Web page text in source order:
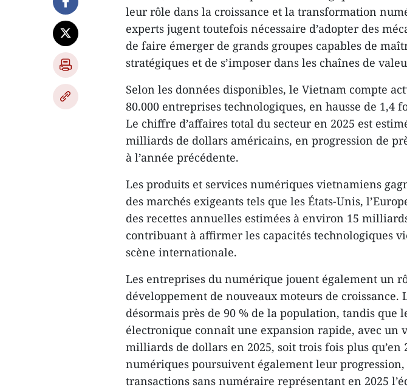
leur rôle dans la croissance et la transformation
experts jugent toutefois nécessaire d’adopter des
de faire émerger de grands groupes capables de
stratégiques et de s’imposer dans les chaînes de
Selon les données disponibles, le Vietnam compte
80.000 entreprises technologiques, en hausse de 1,4
Le chiffre d’affaires total du secteur en 2025 est
milliards de dollars américains, en progression de
à l’année précédente.
Les produits et services numériques vietnamiens
des marchés exigeants tels que les États-Unis,
des recettes annuelles estimées à environ 15
contribuant à affirmer les capacités technologiques
scène internationale.
Les entreprises du numérique jouent également un
développement de nouveaux moteurs de croissance.
désormais près de 90 % de la population, tandis que
électronique connaît une expansion rapide, avec un
milliards de dollars en 2025, soit trois fois plus qu’en
numériques poursuivent également leur
transactions sans numéraire représentant en 2025